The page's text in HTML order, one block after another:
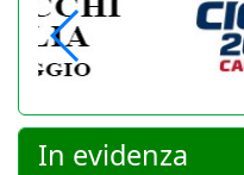
In evidenza